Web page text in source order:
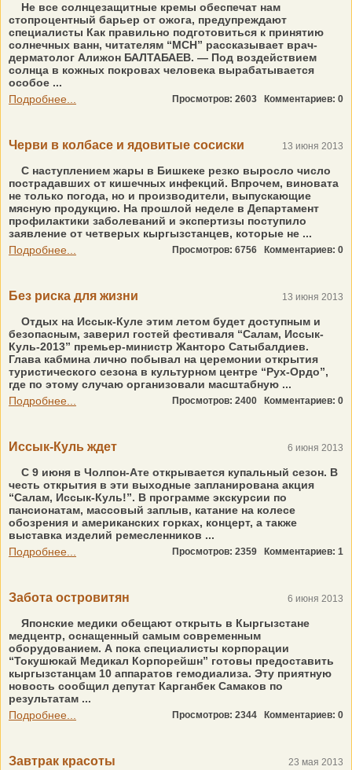
Не все солнцезащитные кремы обеспечат нам
стопроцентный барьер от ожога, предупреждают
специалисты Как правильно подготовиться к принятию
солнечных ванн, читателям “МСН” рассказывает врач-
дерматолог Алижон БАЛТАБАЕВ. — Под воздействием
солнца в кожных покровах человека вырабатывается
особое ...
Подробнее...
Просмотров: 2603 Комментариев: 0
Черви в колбасе и ядовитые сосиски 13 июня 2013
С наступлением жары в Бишкеке резко выросло число
пострадавших от кишечных инфекций. Впрочем, виновата
не только погода, но и производители, выпускающие
мясную продукцию. На прошлой неделе в Департамент
профилактики заболеваний и экспертизы поступило
заявление от четверых кыргызстанцев, которые не ...
Подробнее...
Просмотров: 6756 Комментариев: 0
Без риска для жизни 13 июня 2013
Отдых на Иссык-Куле этим летом будет доступным и
безопасным, заверил гостей фестиваля “Салам, Иссык-
Куль-2013” премьер-министр Жанторо Сатыбалдиев.
Глава кабмина лично побывал на церемонии открытия
туристического сезона в культурном центре “Рух-Ордо”,
где по этому случаю организовали масштабную ...
Подробнее...
Просмотров: 2400 Комментариев: 0
Иссык-Куль ждет 6 июня 2013
С 9 июня в Чолпон-Ате открывается купальный сезон. В
честь открытия в эти выходные запланирована акция
“Салам, Иссык-Куль!”. В программе экскурсии по
пансионатам, массовый заплыв, катание на колесе
обозрения и американских горках, концерт, а также
выставка изделий ремесленников ...
Подробнее...
Просмотров: 2359 Комментариев: 1
Забота островитян 6 июня 2013
Японские медики обещают открыть в Кыргызстане
медцентр, оснащенный самым современным
оборудованием. А пока специалисты корпорации
“Токушюкай Медикал Корпорейшн” готовы предоставить
кыргызстанцам 10 аппаратов гемодиализа. Эту приятную
новость сообщил депутат Карганбек Самаков по
результатам ...
Подробнее...
Просмотров: 2344 Комментариев: 0
Завтрак красоты 23 мая 2013